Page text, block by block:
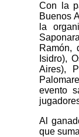
Con la
Buenos
la
Ramón,
Isidro),
Aires),
evento
Al
que